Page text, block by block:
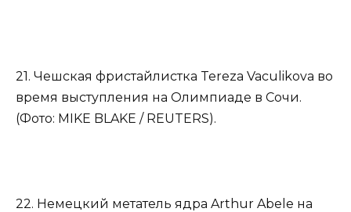
21. Чешская фристайлистка Tereza Vaculikova во
время выступления на Олимпиаде в Сочи.
(Фото: MIKE BLAKE / REUTERS).
22. Немецкий метатель ядра Arthur Abele на